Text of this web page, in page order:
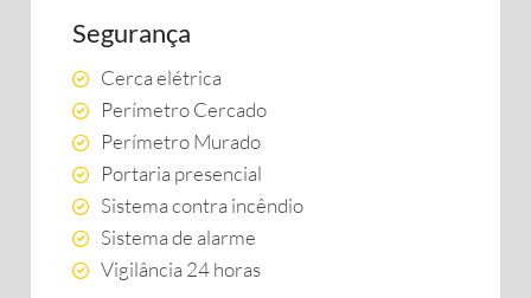
Segurança
Cerca elétrica
Perímetro Cercado
Perímetro Murado
Portaria presencial
Sistema contra incêndio
Sistema de alarme
Vigilância 24 horas